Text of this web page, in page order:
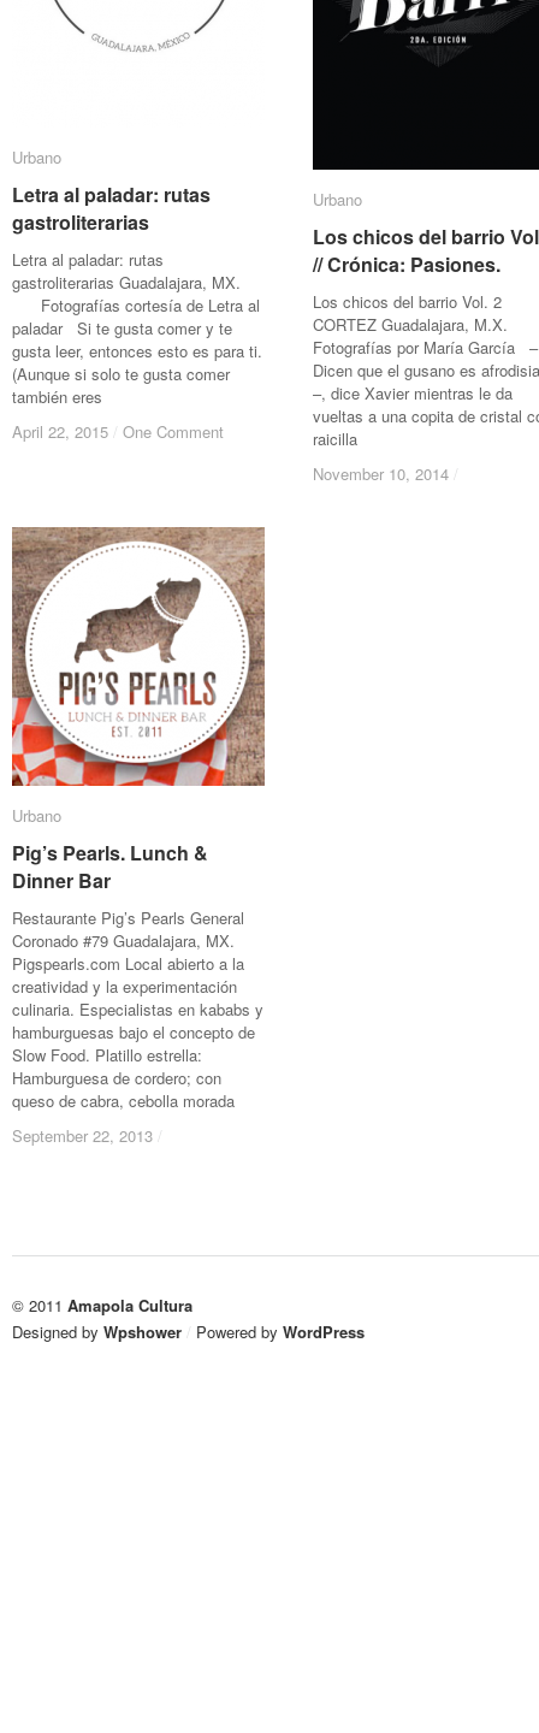
Urbano
Letra al paladar: rutas
gastroliterarias
Letra al paladar: rutas
gastroliterarias Guadalajara, MX.
Fotografías cortesía de Letra al
paladar Si te gusta comer y te
gusta leer, entonces esto es para ti.
(Aunque si solo te gusta comer
también eres
April 22, 2015 / One Comment
Urbano
Letra al paladar: rutas
gastroliterarias
April 22, 2015 / One Comment
Urbano
Los chicos del barrio
// Crónica: Pasiones.
Los chicos del barrio Vol. 2
CORTEZ Guadalajara,
Fotografías por María García –
Dicen que el gusano es
–, dice Xavier mientras le da
vueltas a una copita de cristal
raicilla
November 10, 2014 /
Urbano
Los chicos del barrio
// Crónica: Pasiones.
November 10, 2014 /
Urbano
Pig’s Pearls. Lunch &
Dinner Bar
Restaurante Pig’s Pearls General
Coronado #79 Guadalajara, MX.
Pigspearls.com Local abierto a la
creatividad y la experimentación
culinaria. Especialistas en kababs y
hamburguesas bajo el concepto de
Slow Food. Platillo estrella:
Hamburguesa de cordero; con
queso de cabra, cebolla morada
September 22, 2013 /
Urbano
Pig’s Pearls. Lunch &
Dinner Bar
September 22, 2013 /
© 2011 Amapola Cultura
Designed by Wpshower / Powered by WordPress